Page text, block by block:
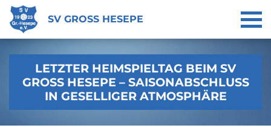
SV GROSS HESEPE
LETZTER HEIMSPIELTAG BEIM SV
GROSS HESEPE – SAISONABSCHLUSS I
N GESELLIGER ATMOSPHÄRE